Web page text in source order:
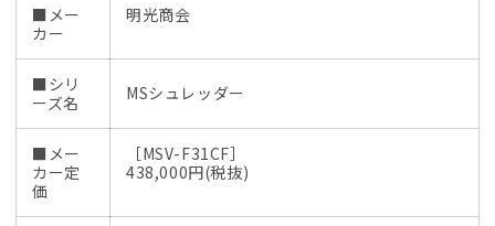
■メー
カー
明光商会
■シリ
ーズ名
MSシュレッダー
■メー
カー定
価
［MSV-F31CF］
438,000円(税抜)